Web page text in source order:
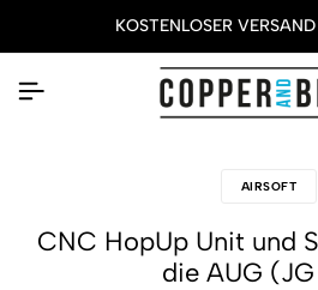
KOSTENLOSER
AIRSOFT
CNC HopUp Unit und
die AUG